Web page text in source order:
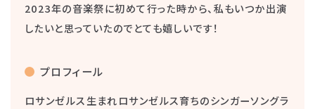
2023年の音楽祭に初めて行った時から、私もいつか出演
したいと思っていたのでとても嬉しいです！
プロフィール
ロサンゼルス生まれロサンゼルス育ちのシンガーソングラ